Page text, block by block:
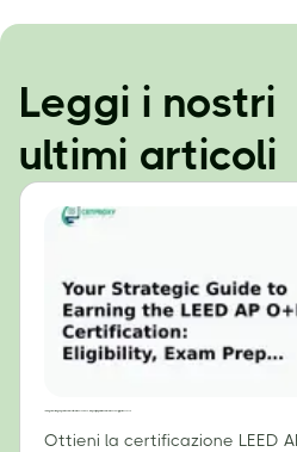
Leggi i nostri
ultimi articoli
Ottieni la certificazione LEED